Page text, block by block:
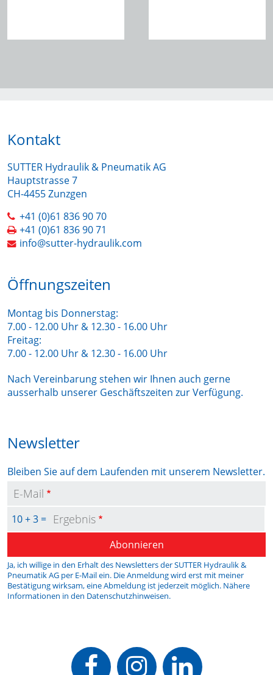
Kontakt
SUTTER Hydraulik & Pneumatik AG
Hauptstrasse 7
CH-4455 Zunzgen
+41 (0)61 836 90 70
+41 (0)61 836 90 71
info@sutter-hydraulik.com
Öffnungszeiten
Montag bis Donnerstag:
7.00 - 12.00 Uhr & 12.30 - 16.00 Uhr
Freitag:
7.00 - 12.00 Uhr & 12.30 - 16.00 Uhr
Nach Vereinbarung stehen wir Ihnen auch gerne
ausserhalb unserer Geschäftszeiten zur Verfügung.
Newsletter
E-Mail
Bleiben Sie auf dem Laufenden mit unserem Newsletter.
Ergebnis
10 + 3 =
Abonnieren
Ja, ich willige in den Erhalt des Newsletters der SUTTER Hydraulik &
Pneumatik AG per E-Mail ein. Die Anmeldung wird erst mit meiner
Bestätigung wirksam, eine Abmeldung ist jederzeit möglich. Nähere
Informationen in den Datenschutzhinweisen.